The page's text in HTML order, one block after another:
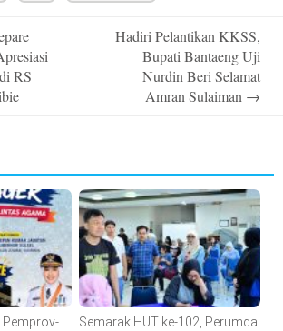
RS
Hadiri Pelantikan KKSS,
Bupati Bantaeng Uji
Nurdin Beri Selamat
Amran Sulaiman →
Pemprov-
Semarak HUT ke-102, Perumda